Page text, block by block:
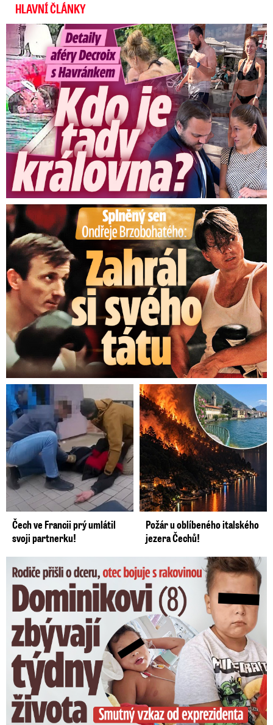
HLAVNÍ ČLÁNKY
Detaily aféry Decroix s Havránkem: Kdo je tady královna?
Splněný sen Ondřeje Brzobohatého: Zahrál si svého tátu
Čech ve Francii prý umlátil
svoji partnerku!
Požár u oblíbeného italského
jezera Čechů!
Dominikovi (8) zbývají týdny života: Vzkaz od exprezidenta